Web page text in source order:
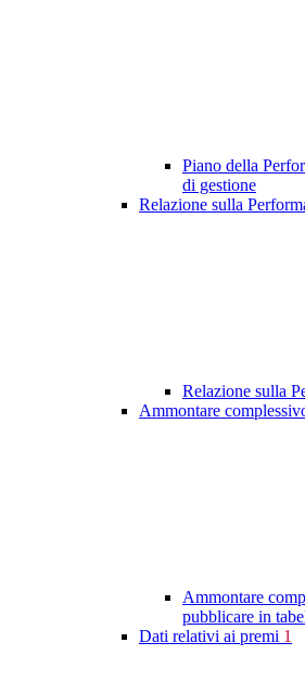
Piano della
di gestione
Relazione sulla
Relazione sulla
Ammontare
Ammontare
pubblicare in
Dati relativi ai premi 1